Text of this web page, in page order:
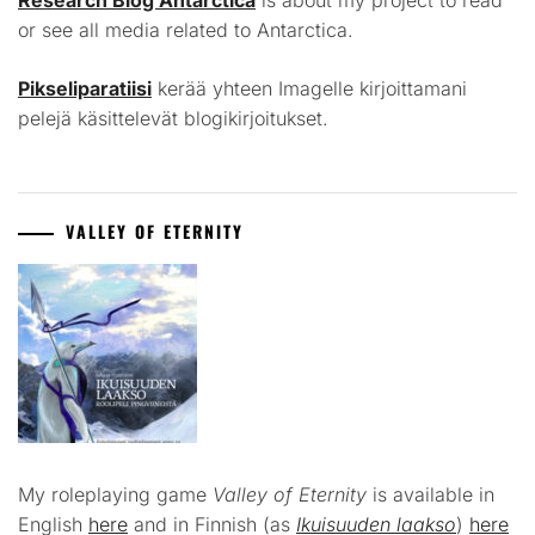
or see all media related to Antarctica.
Pikseliparatiisi kerää yhteen Imagelle kirjoittamani
pelejä käsittelevät blogikirjoitukset.
VALLEY OF ETERNITY
My roleplaying game Valley of Eternity is available in
English here and in Finnish (as Ikuisuuden laakso) here